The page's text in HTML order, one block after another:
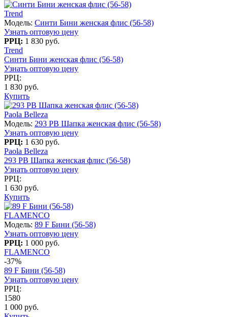
Trend
Модель: Синти Бини женская флис (56-58)
Узнать оптовую цену
РРЦ: 1 830 руб.
Trend
Синти Бини женская флис (56-58)
Узнать оптовую цену
РРЦ:
1 830 руб.
Купить
Paola Belleza
Модель: 293 PB Шапка женская флис (56-58)
Узнать оптовую цену
РРЦ: 1 630 руб.
Paola Belleza
293 PB Шапка женская флис (56-58)
Узнать оптовую цену
РРЦ:
1 630 руб.
Купить
FLAMENCO
Модель: 89 F Бини (56-58)
Узнать оптовую цену
РРЦ: 1 000 руб.
FLAMENCO
-37%
89 F Бини (56-58)
Узнать оптовую цену
РРЦ:
1580
1 000 руб.